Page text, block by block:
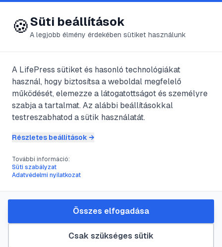
😍 LifePress
@hinet
2024. augusztus 6. perc olvasás
Vízisikló Natrix
natrix
jellegzetességei
#életmódja #élőhelye #hüllő #kígyó
Jegyei: nagy, izmos sikló, ovális, a nyaktól
🍪Süti beállítások
A legjobb élmény érdekében sütiket használunk
A LifePress sütiket és hasonló technológiákat
használ, hogy biztosítsa a weboldal megfelelő
működését, elemezze a látogatottságot és személyre
szabja a tartalmat. Az alábbi beállításokkal
testreszabhatod a sütik használatát.
Részletes beállítások →
További információ:
Süti szabályzat
Adatvédelmi nyilatkozat
Csak szükséges sütik
Összes elfogadása